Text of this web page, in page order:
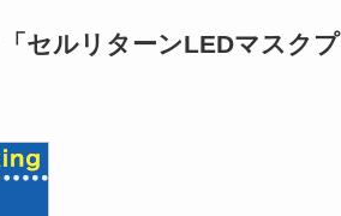
セルリターンLEDマスクプ